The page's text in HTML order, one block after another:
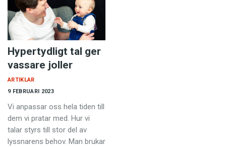
Krönikor
Språkfrågor
Skrivtips
Bokrecensioner
Kviss
Anmäl till språkpolisen
Föreslå nyord
Hypertydligt tal ger
vassare joller
9 FEBRUARI 2023
ARTIKLAR
Vi anpassar oss hela tiden till
dem vi pratar med. Hur vi
talar styrs till stor del av
lyssnarens behov. Man brukar